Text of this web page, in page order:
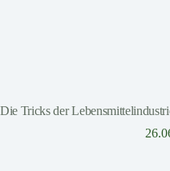
Die Tricks der